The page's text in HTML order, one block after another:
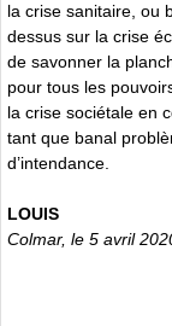
la crise sanitaire, ou
dessus sur la crise
de savonner la
pour tous les
la crise sociétale en
tant que banal
d’intendance.
LOUIS
Colmar, le 5 avril